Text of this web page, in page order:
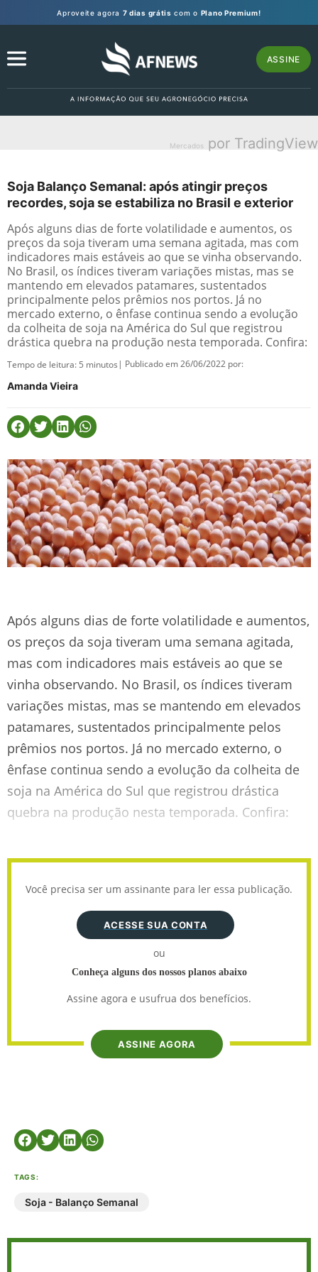
Aproveite agora 7 dias grátis com o Plano Premium!
ASSINE
Mercados por TradingView
Soja Balanço Semanal: após atingir preços
recordes, soja se estabiliza no Brasil e exterior
Após alguns dias de forte volatilidade e aumentos, os
preços da soja tiveram uma semana agitada, mas com
indicadores mais estáveis ao que se vinha observando.
No Brasil, os índices tiveram variações mistas, mas se
mantendo em elevados patamares, sustentados
principalmente pelos prêmios nos portos. Já no
mercado externo, o ênfase continua sendo a evolução
da colheita de soja na América do Sul que registrou
drástica quebra na produção nesta temporada. Confira:
Tempo de leitura: 5 minutos | Publicado em 26/06/2022 por:
Amanda Vieira
Após alguns dias de forte volatilidade e aumentos,
os preços da soja tiveram uma semana agitada,
mas com indicadores mais estáveis ao que se
vinha observando. No Brasil, os índices tiveram
variações mistas, mas se mantendo em elevados
patamares, sustentados principalmente pelos
prêmios nos portos. Já no mercado externo, o
ênfase continua sendo a evolução da colheita de
soja na América do Sul que registrou drástica
quebra na produção nesta temporada. Confira:
Você precisa ser um assinante para ler essa publicação.
ACESSE SUA CONTA
ou
Conheça alguns dos nossos planos abaixo
Assine agora e usufrua dos benefícios.
ASSINE AGORA
TAGS:
Soja - Balanço Semanal